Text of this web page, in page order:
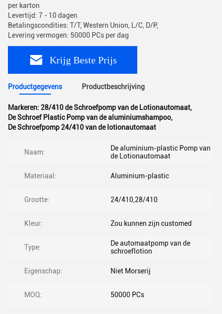
per karton
Levertijd: 7 - 10 dagen
Betalingscondities: T/T, Western Union, L/C, D/P,
Levering vermogen: 50000 PCs per dag
Krijg Beste Prijs
Productgegevens Productbeschrijving
Markeren: 28/410 de Schroefpomp van de Lotionautomaat,
De Schroef Plastic Pomp van de aluminiumshampoo,
De Schroefpomp 24/410 van de lotionautomaat
Naam:
De aluminium-plastic Pomp van
de Lotionautomaat
Materiaal: Aluminium-plastic
Grootte: 24/410,28/410
Kleur: Zou kunnen zijn customed
Type:
De automaatpomp van de
schroeflotion
Eigenschap: Niet Morserij
MOQ: 50000 PCs